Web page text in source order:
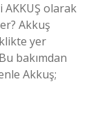
olarak
Akkuş
yer
bakımdan
Akkuş;